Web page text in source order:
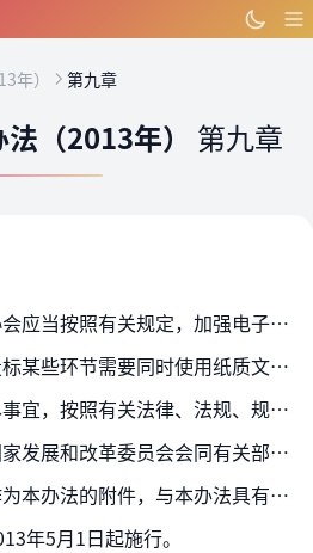
年） 第九章
（2013年） 第九章
第六十一条 招标投标协会应当按照有关规定，加强电子招标投标活动的自律管理和服务。
第六十二条 电子招标投标某些环节需要同时使用纸质文件的，应当在招标文件中明确约定；当纸质文件与数据电文不一致时，除招标文件特别约定外，以数据电文为准。
第六十三条 本办法未尽事宜，按照有关法律、法规、规章执行。
第六十四条 本办法由国家发展和改革委员会会同有关部门负责解释。
第六十五条 技术规范作为本办法的附件，与本办法具有同等效力。
年5月1日起施行。